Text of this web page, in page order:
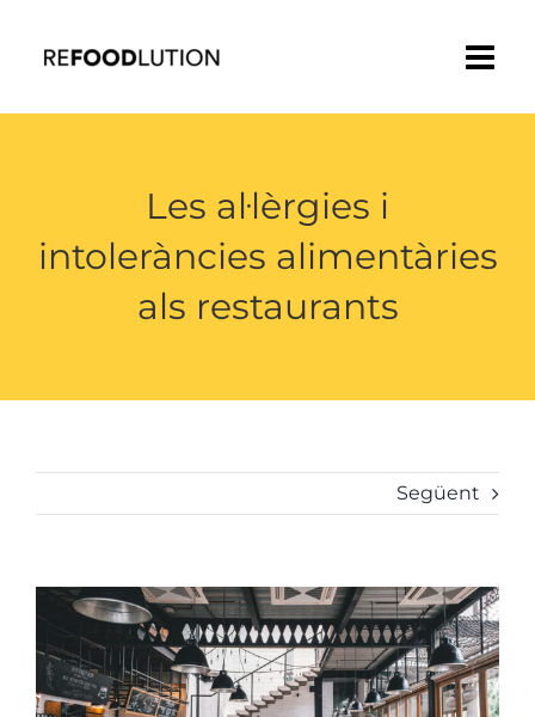
contenido
Les al·lèrgies i
intoleràncies alimentàries
als restaurants
Següent
Veure
imatge
més
gran